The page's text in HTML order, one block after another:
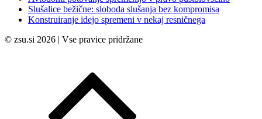
Slušalice bežične: sloboda slušanja bez kompromisa
Konstruiranje idejo spremeni v nekaj resničnega
© zsu.si 2026 | Vse pravice pridržane